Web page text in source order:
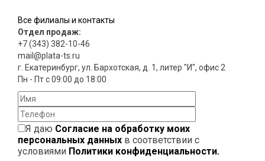
Все филиалы и контакты
Отдел продаж:
+7 (343) 382-10-46
mail@plata-ts.ru
г. Екатеринбург, ул. Бархотская, д. 1, литер "И", офис 2
Пн - Пт с 09:00 до 18:00
Я даю Согласие на обработку моих
персональных данных в соответствии с
условиями Политики конфиденциальности.